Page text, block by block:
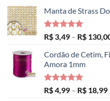
Manta de Strass
Avaliação
5.00
de 5
R$ 3,49 – R$
Cordão de Cetim,
Amora 1mm
Avaliação
5.00
de 5
R$4,99 – R$ 18,99